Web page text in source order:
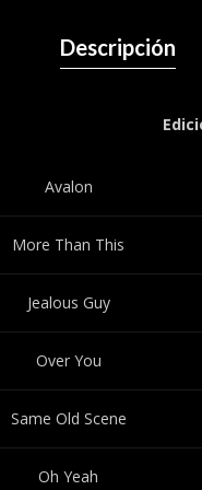
Descripción
Avalon
More Than This
Jealous Guy
Over You
Same Old Scene
Oh Yeah